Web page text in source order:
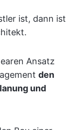
ist, dann ist
Ansatz
den
und